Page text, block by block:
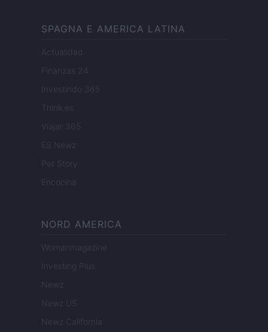
SPAGNA E AMERICA LATINA
Actualidad
Finanzas 24
Investindo 365
Think.es
Viajar 365
ES Newz
Pet Story
Encocina
NORD AMERICA
Womanmagazine
Investing Plus
Newz
Newz US
Newz California